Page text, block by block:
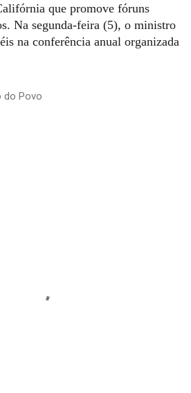
que promove fóruns
Na segunda-feira (5), o ministro
na conferência anual organizada
do Povo